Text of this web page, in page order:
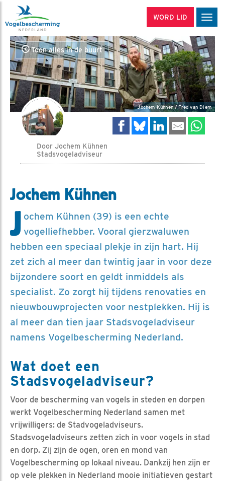
WORD LID
Toon alles in de buurt
Jochem Kühnen / Fred van Diem
Door Jochem Kühnen
Stadsvogeladviseur
Jochem Kühnen
J ochem Kühnen (39) is een echte
vogelliefhebber. Vooral gierzwaluwen
hebben een speciaal plekje in zijn hart. Hij
zet zich al meer dan twintig jaar in voor deze
bijzondere soort en geldt inmiddels als
specialist. Zo zorgt hij tijdens renovaties en
nieuwbouwprojecten voor nestplekken. Hij is
al meer dan tien jaar Stadsvogeladviseur
namens Vogelbescherming Nederland.
Wat doet een
Stadsvogeladviseur?
Voor de bescherming van vogels in steden en dorpen
werkt Vogelbescherming Nederland samen met
vrijwilligers: de Stadvogeladviseurs.
Stadsvogeladviseurs zetten zich in voor vogels in stad
en dorp. Zij zijn de ogen, oren en mond van
Vogelbescherming op lokaal niveau. Dankzij hen zijn er
op vele plekken in Nederland mooie initiatieven gestart